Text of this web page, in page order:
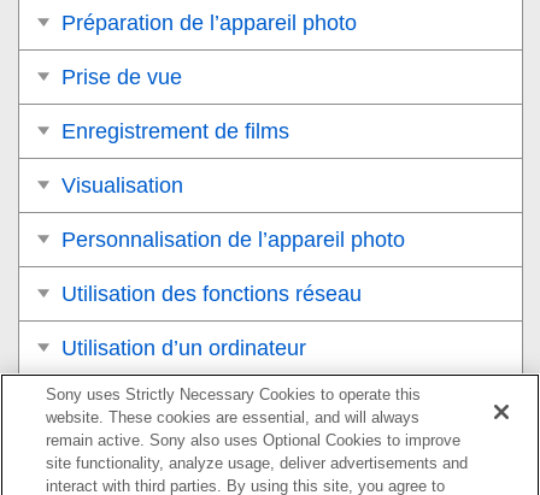
Préparation de l’appareil photo
Prise de vue
Enregistrement de films
Visualisation
Personnalisation de l’appareil photo
Utilisation des fonctions réseau
Utilisation d’un ordinateur
Liste des éléments du MENU
Précautions/Le produit
Sony uses Strictly Necessary Cookies to operate this
website. These cookies are essential, and will always
remain active. Sony also uses Optional Cookies to improve
site functionality, analyze usage, deliver advertisements and
interact with third parties. By using this site, you agree to